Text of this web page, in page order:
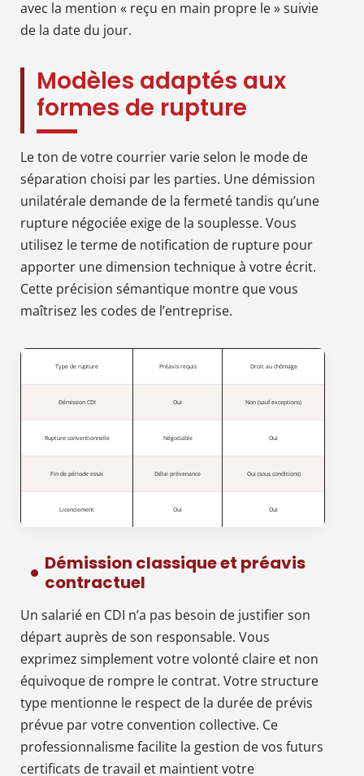
avec la mention « reçu en main propre le » suivie
de la date du jour.
Modèles adaptés aux
formes de rupture
Le ton de votre courrier varie selon le mode de
séparation choisi par les parties. Une démission
unilatérale demande de la fermeté tandis qu’une
rupture négociée exige de la souplesse. Vous
utilisez le terme de notification de rupture pour
apporter une dimension technique à votre écrit.
Cette précision sémantique montre que vous
maîtrisez les codes de l’entreprise.
Type de rupture Préavis requis Droit au chômage
Démission CDI Oui Non (sauf exceptions)
Rupture conventionnelle Négociable Oui
Fin de période essai Délai prévenance Oui (sous conditions)
Licenciement Oui Oui
Démission classique et préavis
contractuel
Un salarié en CDI n’a pas besoin de justifier son
départ auprès de son responsable. Vous
exprimez simplement votre volonté claire et non
équivoque de rompre le contrat. Votre structure
type mentionne le respect de la durée de prévis
prévue par votre convention collective. Ce
professionnalisme facilite la gestion de vos futurs
certificats de travail et maintient votre